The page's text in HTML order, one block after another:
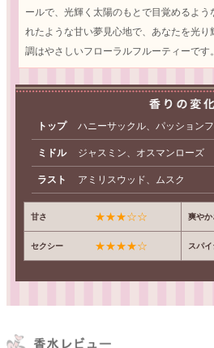
ールで、光輝く太陽のもとで目覚めるよう
れたような甘い夢見心地で、あなたを光
調はやさしいフローラルフルーティーです。
トップ ハニーサックル、パッション
ミドル ジャスミン、オスマンローズ
ラスト アミリスウッド、ムスク
甘さ ★★★☆☆ 爽やか
セクシー ★★★★☆ スパ